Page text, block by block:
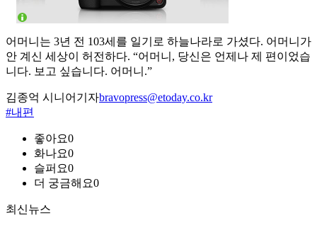
어머니는 3년 전 103세를 일기로 하늘나라로 가셨다. 어머니가
안 계신 세상이 허전하다. “어머니, 당신은 언제나 제 편이었습
니다. 보고 싶습니다. 어머니.”
김종억 시니어기자bravopress@etoday.co.kr
#내편
좋아요0
화나요0
슬퍼요0
더 궁금해요0
최신뉴스